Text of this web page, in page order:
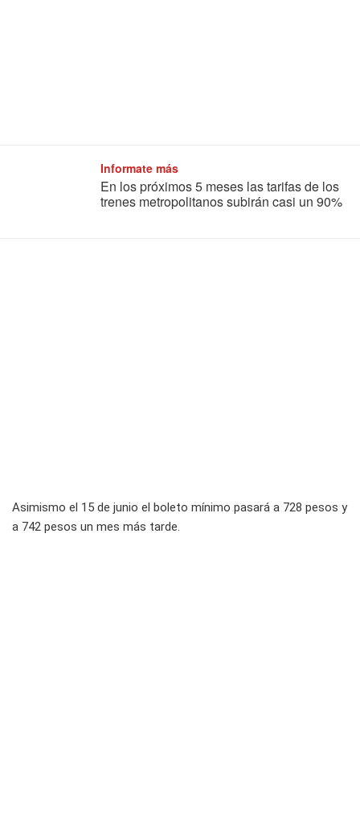
Informate más
En los próximos 5 meses las tarifas de los
trenes metropolitanos subirán casi un 90%
Asimismo el 15 de junio el boleto mínimo pasará a 728 pesos y
a 742 pesos un mes más tarde.